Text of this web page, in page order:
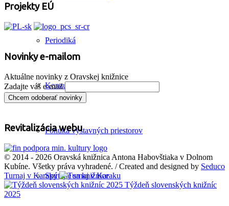
Periodiká
Konzultácie z cudzích jazykov
Ponuka výstavných priestorov
Spýtajte sa knižnice
Projekty EÚ
Novinky e-mailom
Aktuálne novinky z Oravskej knižnice
Zadajte váš e-mail
Revitalizácia webu
© 2014 - 2026 Oravská knižnica Antona Habovštiaka v Dolnom
Kubíne. Všetky práva vyhradené. / Created and designed by Seduco
Turnaj v Karaku
Týždeň slovenských knižníc
2025